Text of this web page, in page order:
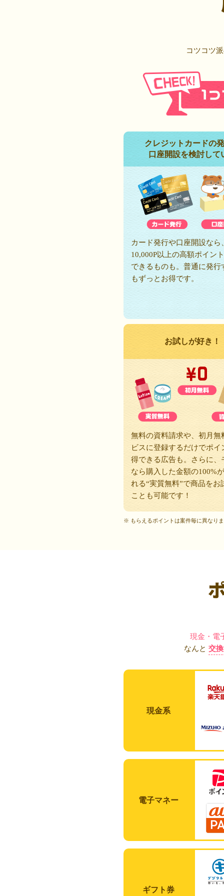
コツコツ
クレジットカードの
口座開設を検討して
カード発行や口座開設なら
10,000P以上の高額ポイン
できるものも。普通に発行
もずっとお得です。
お試しが好き！
無料の資料請求や、初月無
ビスに登録するだけでポイ
得できる広告も。さらに、
なら購入した金額の100%
れる“実質無料”で商品をお
ことも可能です！
※ もらえるポイントは案件毎に異なり
現金・電
なんと 交
現金系
電子マネー
ギフト券